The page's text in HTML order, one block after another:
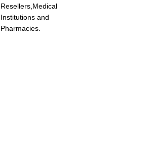
Resellers,Medical
Institutions and
Pharmacies.